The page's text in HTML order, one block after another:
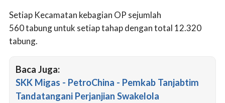
Setiap Kecamatan kebagian OP sejumlah
560 tabung untuk setiap tahap dengan total 12.320
tabung.
Baca Juga:
SKK Migas - PetroChina - Pemkab Tanjabtim
Tandatangani Perjanjian Swakelola